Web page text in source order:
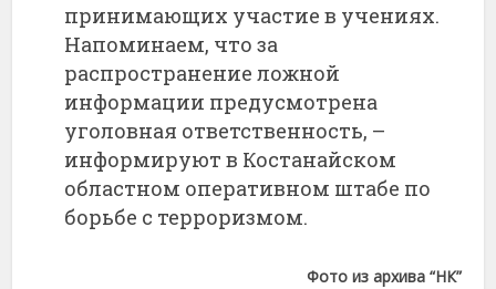
принимающих участие в учениях.
Напоминаем, что за
распространение ложной
информации предусмотрена
уголовная ответственность, –
информируют в Костанайском
областном оперативном штабе по
борьбе с терроризмом.
Фото из архива “НК”